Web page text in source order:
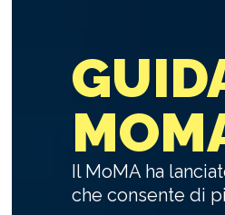
Il MoMA ha
che consente di